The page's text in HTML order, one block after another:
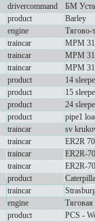
drivercommand
БМ
product
Barley
engine
Тягово-
traincar
MPM
traincar
MPM
traincar
MPM
product
14
product
15
product
24
product
pipe1
traincar
sv
traincar
ER2R
traincar
ER2R-
traincar
ER2R-
product
traincar
engine
product
PCS -